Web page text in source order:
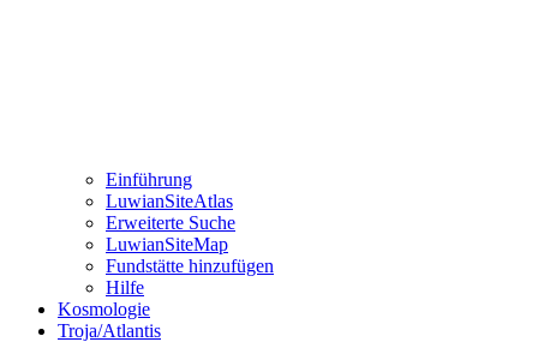
Einführung
LuwianSiteAtlas
Erweiterte Suche
LuwianSiteMap
Fundstätte hinzufügen
Hilfe
Kosmologie
Troja/Atlantis